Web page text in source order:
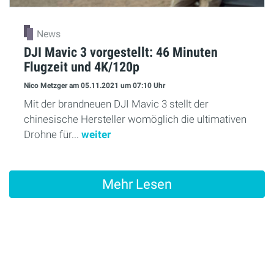
News
DJI Mavic 3 vorgestellt: 46 Minuten
Flugzeit und 4K/120p
Nico Metzgeram 05.11.2021 um 07:10 Uhr
Mit der brandneuen DJI Mavic 3 stellt der
chinesische Hersteller womöglich die ultimativen
Drohne für... weiter
Mehr Lesen